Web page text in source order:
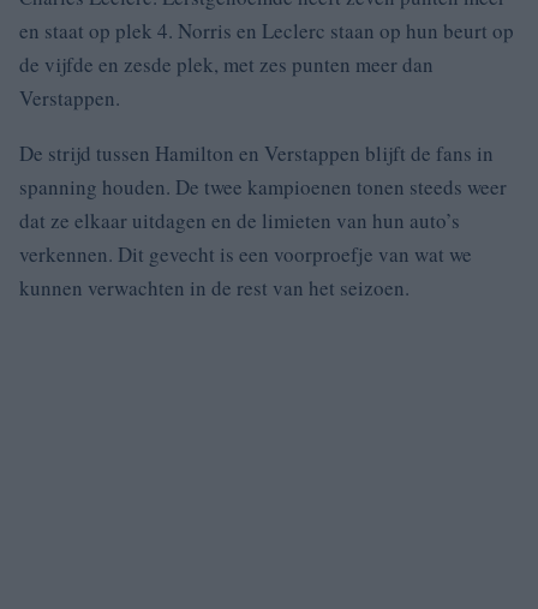
en staat op plek 4. Norris en Leclerc staan op hun beurt op
de vijfde en zesde plek, met zes punten meer dan
Verstappen.
De strijd tussen Hamilton en Verstappen blijft de fans in
spanning houden. De twee kampioenen tonen steeds weer
dat ze elkaar uitdagen en de limieten van hun auto’s
verkennen. Dit gevecht is een voorproefje van wat we
kunnen verwachten in de rest van het seizoen.